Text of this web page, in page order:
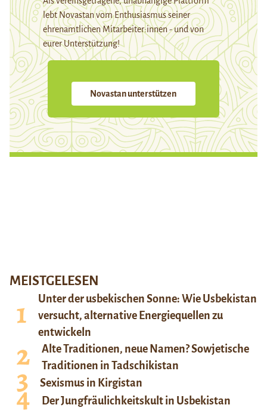
lebt Novastan vom Enthusiasmus seiner
ehrenamtlichen Mitarbeiter:innen - und von
eurer Unterstützung!
Novastan unterstützen
MEISTGELESEN
Unter der usbekischen Sonne: Wie Usbekistan
versucht, alternative Energiequellen zu
entwickeln
Alte Traditionen, neue Namen? Sowjetische
Traditionen in Tadschikistan
Sexismus in Kirgistan
Der Jungfräulichkeitskult in Usbekistan